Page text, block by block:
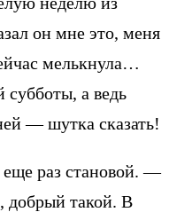
он мне это, меня
мелькнула…
а ведь
— шутка сказать!
раз становой. —
добрый такой. В